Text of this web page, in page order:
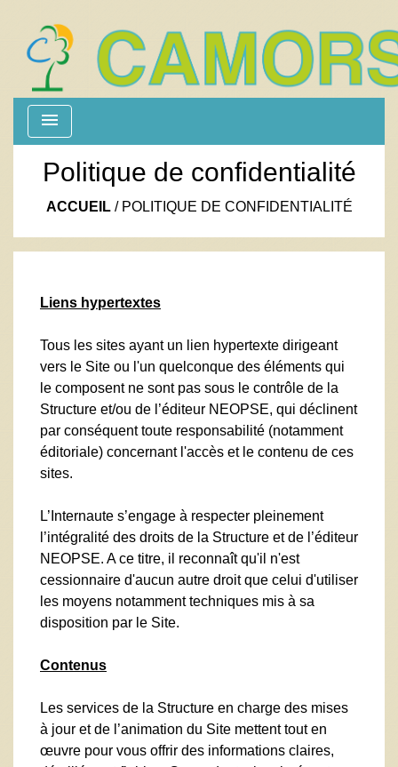
menu
Politique de confidentialité
ACCUEIL/ POLITIQUE DE CONFIDENTIALITÉ
Liens hypertextes
Tous les sites ayant un lien hypertexte dirigeant
vers le Site ou l'un quelconque des éléments qui
le composent ne sont pas sous le contrôle de la
Structure et/ou de l’éditeur NEOPSE, qui déclinent
par conséquent toute responsabilité (notamment
éditoriale) concernant l'accès et le contenu de ces
sites.
L’Internaute s’engage à respecter pleinement
l’intégralité des droits de la Structure et de l’éditeur
NEOPSE. A ce titre, il reconnaît qu'il n'est
cessionnaire d'aucun autre droit que celui d'utiliser
les moyens notamment techniques mis à sa
disposition par le Site.
Contenus
Les services de la Structure en charge des mises
à jour et de l’animation du Site mettent tout en
œuvre pour vous offrir des informations claires,